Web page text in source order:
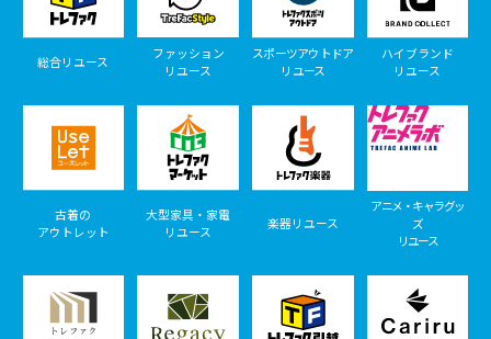
総合リユース
ファッション
リユース
スポーツアウトドア
リユース
ハイブランド
リユース
古着の
アウトレット
大型家具・家電
リユース
楽器リユース
アニメ・キャラグッ
ズ
リユース